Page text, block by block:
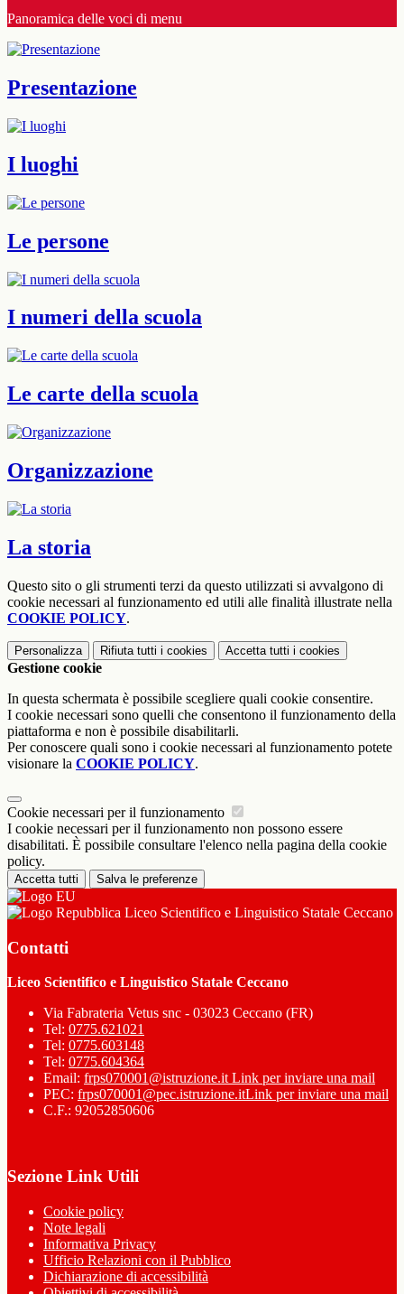
Panoramica delle voci di menu
Presentazione
I luoghi
Le persone
I numeri della scuola
Le carte della scuola
Organizzazione
La storia
Questo sito o gli strumenti terzi da questo utilizzati si avvalgono di
cookie necessari al funzionamento ed utili alle finalità illustrate nella
COOKIE POLICY.
Personalizza Rifiuta tutti i cookies Accetta tutti i cookies
Gestione cookie
In questa schermata è possibile scegliere quali cookie consentire.
I cookie necessari sono quelli che consentono il funzionamento della
piattaforma e non è possibile disabilitarli.
Per conoscere quali sono i cookie necessari al funzionamento potete
visionare la COOKIE POLICY.
Cookie necessari per il funzionamento
I cookie necessari per il funzionamento non possono essere
disabilitati. È possibile consultare l'elenco nella pagina della cookie
policy.
Accetta tutti Salva le preferenze
Liceo Scientifico e Linguistico Statale Ceccano
Contatti
Liceo Scientifico e Linguistico Statale Ceccano
Via Fabrateria Vetus snc - 03023 Ceccano (FR)
Tel: 0775.621021
Tel: 0775.603148
Tel: 0775.604364
Email: frps070001@istruzione.it Link per inviare una mail
PEC: frps070001@pec.istruzione.itLink per inviare una mail
C.F.: 92052850606
Sezione Link Utili
Cookie policy
Note legali
Informativa Privacy
Ufficio Relazioni con il Pubblico
Dichiarazione di accessibilità